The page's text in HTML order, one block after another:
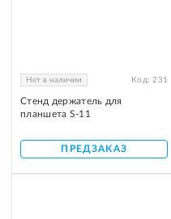
Нет в наличии Код: 231
Стенд держатель для
планшета S-11
ПРЕДЗАКАЗ